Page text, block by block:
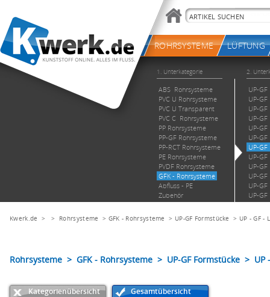
Kwerk.de > > Rohrsysteme > GFK - Rohrsysteme > UP-GF Formstücke > UP - GF -
Rohrsysteme > GFK - Rohrsysteme > UP-GF Formstücke > UP
Kategorienübersicht Gesamtübersicht